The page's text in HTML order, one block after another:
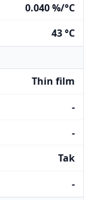
0.040 %/°C
43 °C
Thin film
-
-
Tak
-